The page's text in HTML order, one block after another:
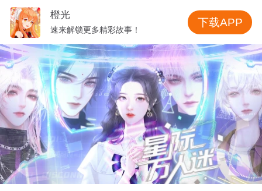
橙光
速来解锁更多精彩故事！
下载APP